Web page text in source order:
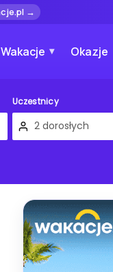
→
Wakacje Okazje
Uczestnicy